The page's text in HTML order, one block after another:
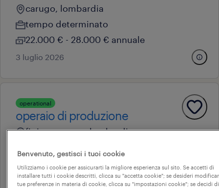
carugo, lombardia
tempo determinato
22.000 € - 28.000 € annuale
3 luglio 2026
operational
operaio di produzione
figino serenza, lombardia
22.000 € - 28.000 € annuale
30 giugno 2026
Benvenuto, gestisci i tuoi cookie
Utilizziamo i cookie per assicurarti la migliore esperienza sul sito. Se accetti di
installare tutti i cookie descritti, clicca su "accetta cookie"; se desideri
tue preferenze in materia di cookie, clicca su "impostazioni cookie"; se decidi di